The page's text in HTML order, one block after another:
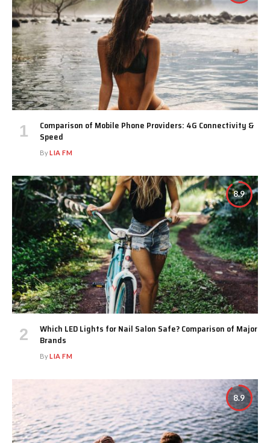
Comparison of Mobile Phone Providers: 4G Connectivity &
Speed
ByLIA FM
8.9
Which LED Lights for Nail Salon Safe? Comparison of Major
Brands
ByLIA FM
8.9